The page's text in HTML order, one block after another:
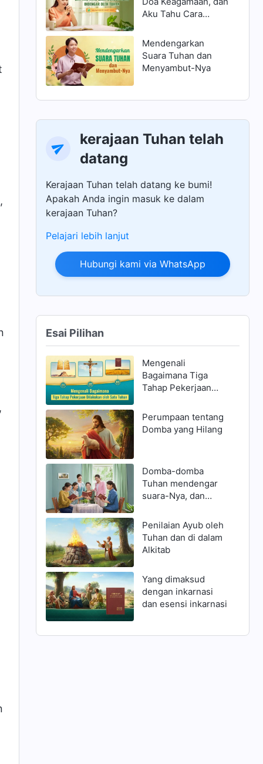
Aku Tahu Cara
Didengar oleh Tuhan
Mendengarkan
Suara Tuhan dan
Menyambut-Nya
kerajaan Tuhan telah
datang
Kerajaan Tuhan telah datang ke bumi!
Apakah Anda ingin masuk ke dalam
kerajaan Tuhan?
Pelajari lebih lanjut
Hubungi kami via WhatsApp
Esai Pilihan
Mengenali
Bagaimana Tiga
Tahap Pekerjaan
Tuhan
Perumpaan tentang
Domba yang Hilang
Domba-domba
Tuhan mendengar
suara-Nya, dan
suara Tuhan barulah
orang dapat
berjumpa dengan
Tuhan yang datang
Penilaian Ayub oleh
Tuhan dan di dalam
Alkitab
Yang dimaksud
dengan inkarnasi
dan esensi inkarnasi